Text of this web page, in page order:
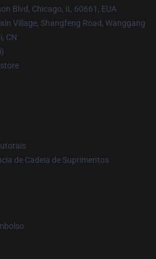
Blvd, Chicago, IL 60661, EUA
Village, Shangfeng Road, Wanggang
CN
de Cadeia de Suprimentos